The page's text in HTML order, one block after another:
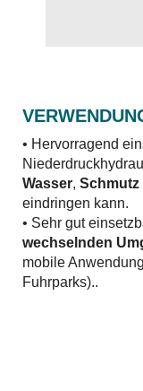
• Hervorragend
Wasser, Schmutz
eindringen kann.
• Sehr gut
wechselnden
mobile
Fuhrparks)..